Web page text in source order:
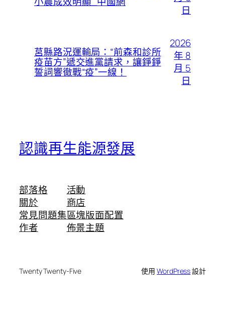
日
莒縣路況運輸局：“前森和診所
疫苗方”遞交進黨請求，讓錚錚
誓詞響徹戰“疫”一線！
2026
年 8
月 5
日
認識再生能源發展
部落格
關於
常見問題集
作者
活動
商店
區塊版面配置
佈景主題
Twenty Twenty-Five 使用WordPress設計